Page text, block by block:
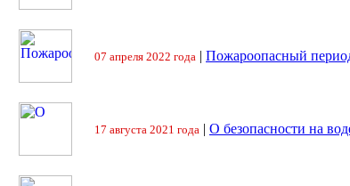
07 апреля 2022 года | Пожароопасный
17 августа 2021 года | О безопасности на